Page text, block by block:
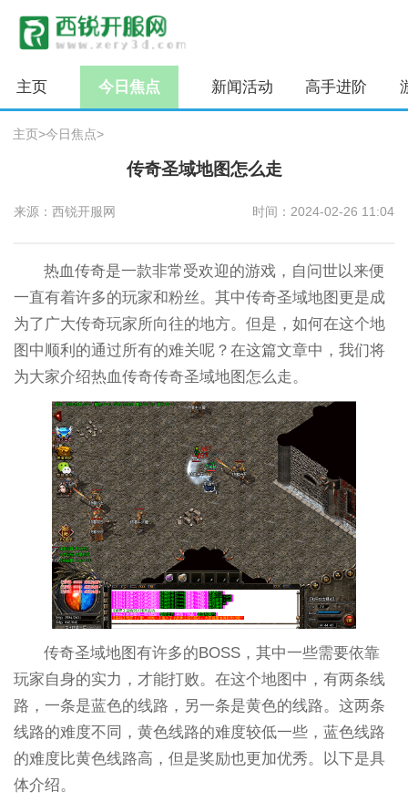
主页 今日焦点 新闻活动 高手进阶
主页>今日焦点>
传奇圣域地图怎么走
来源：西锐开服网 时间：2024-02-26 11:04
热血传奇是一款非常受欢迎的游戏，自问世以来便
一直有着许多的玩家和粉丝。其中传奇圣域地图更是成
为了广大传奇玩家所向往的地方。但是，如何在这个地
图中顺利的通过所有的难关呢？在这篇文章中，我们将
为大家介绍热血传奇传奇圣域地图怎么走。
传奇圣域地图有许多的BOSS，其中一些需要依靠
玩家自身的实力，才能打败。在这个地图中，有两条线
路，一条是蓝色的线路，另一条是黄色的线路。这两条
线路的难度不同，黄色线路的难度较低一些，蓝色线路
的难度比黄色线路高，但是奖励也更加优秀。以下是具
体介绍。